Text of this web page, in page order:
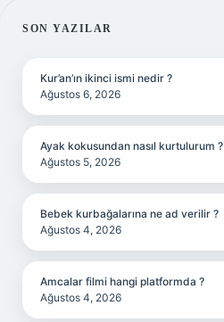
SIDEBAR
SON YAZILAR
Kur’an’ın ikinci ismi nedir ?
Ağustos 6, 2026
Ayak kokusundan nasıl kurtulurum ?
Ağustos 5, 2026
Bebek kurbağalarına ne ad verilir ?
Ağustos 4, 2026
Amcalar filmi hangi platformda ?
Ağustos 4, 2026